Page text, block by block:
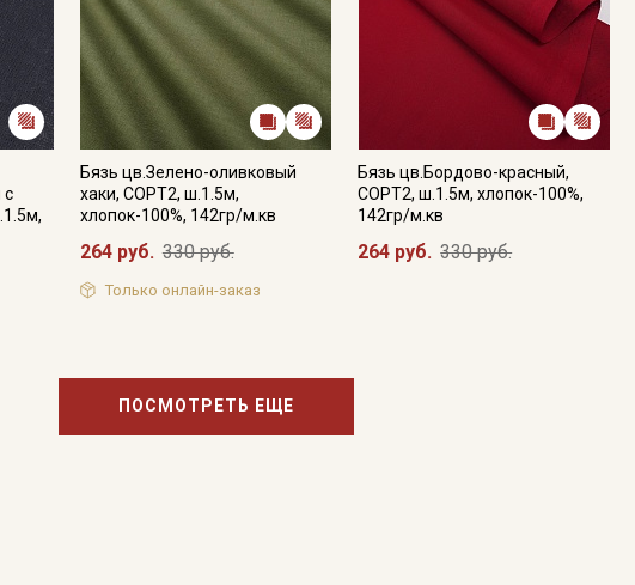
с
Бязь цв.Зелено-оливковый
хаки, СОРТ2, ш.1.5м,
хлопок-100%, 142гр/м.кв
264 руб. 330 руб.
Только онлайн-заказ
Бязь цв.Бордово-красный,
СОРТ2, ш.1.5м, хлопок-100%,
142гр/м.кв
264 руб. 330 руб.
ПОСМОТРЕТЬ ЕЩЕ
Ознакомлен(а) сПолитикой обработки персональных
данных
и даю Согласие на обработку персональных
данных
Даю Согласие на получение рекламных и
информационных рассылок